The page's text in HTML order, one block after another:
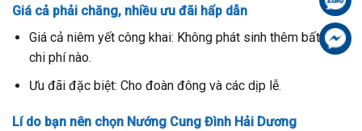
Giá cả phải chăng, nhiều ưu đãi hấp dẫn
Giá cả niêm yết công khai: Không phát sinh thêm bất kỳ
chi phí nào.
Ưu đãi đặc biệt: Cho đoàn đông và các dịp lễ.
Lí do bạn nên chọn Nướng Cung Đình Hải Dương